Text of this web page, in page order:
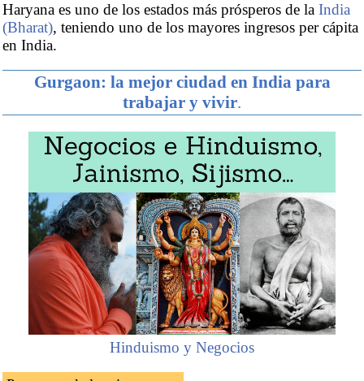
Haryana es uno de los estados más prósperos de la India
(Bharat), teniendo uno de los mayores ingresos per cápita
en India.
Gurgaon: la mejor ciudad en India para
trabajar y vivir.
Hinduismo y Negocios